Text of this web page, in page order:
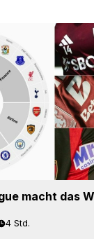
macht das
4 Std.